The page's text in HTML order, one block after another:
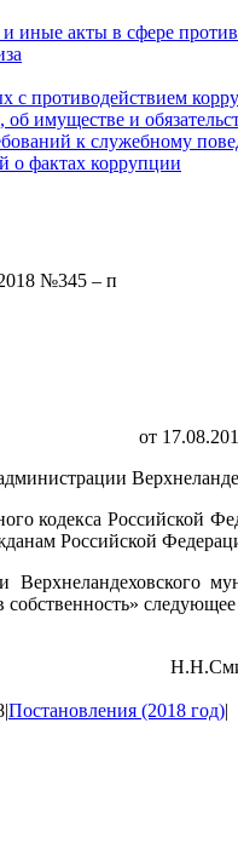
иные акты в сфере
с противодействием
об имуществе и
к служебному
о фактах коррупции
№345 – п
от
кодекса Российской
Российской
Верхнеландеховского
собственность»
|Постановления (2018 год)|